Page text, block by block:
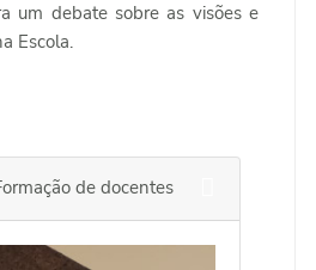
um debate sobre as visões e
Escola.
de docentes